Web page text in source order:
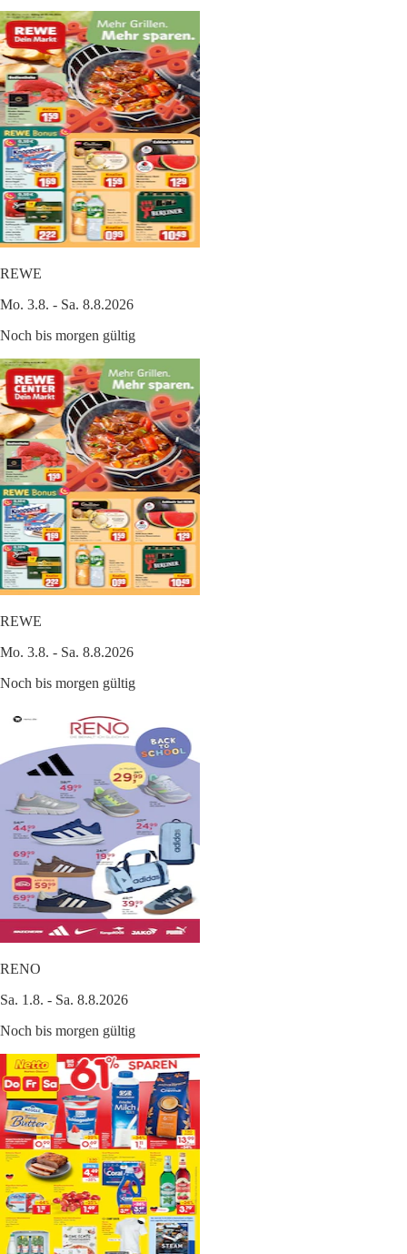
REWE
Mo. 3.8. - Sa. 8.8.2026
Noch bis morgen gültig
REWE
Mo. 3.8. - Sa. 8.8.2026
Noch bis morgen gültig
RENO
Sa. 1.8. - Sa. 8.8.2026
Noch bis morgen gültig